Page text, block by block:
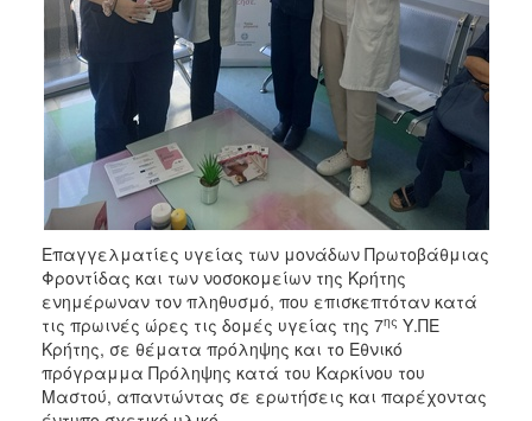
Επαγγελματίες υγείας των μονάδων Πρωτοβάθμιας
Φροντίδας και των νοσοκομείων της Κρήτης
ενημέρωναν τον πληθυσμό, που επισκεπτόταν κατά
τις πρωινές ώρες τις δομές υγείας της 7ης Υ.ΠΕ
Κρήτης, σε θέματα πρόληψης και το Εθνικό
πρόγραμμα Πρόληψης κατά του Καρκίνου του
Μαστού, απαντώντας σε ερωτήσεις και παρέχοντας